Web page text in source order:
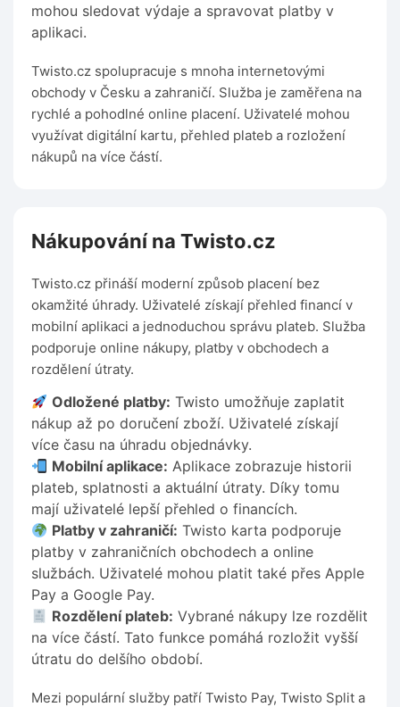
mohou sledovat výdaje a spravovat platby v
aplikaci.
Twisto.cz spolupracuje s mnoha internetovými
obchody v Česku a zahraničí. Služba je zaměřena na
rychlé a pohodlné online placení. Uživatelé mohou
využívat digitální kartu, přehled plateb a rozložení
nákupů na více částí.
Nákupování na Twisto.cz
Twisto.cz přináší moderní způsob placení bez
okamžité úhrady. Uživatelé získají přehled financí v
mobilní aplikaci a jednoduchou správu plateb. Služba
podporuje online nákupy, platby v obchodech a
rozdělení útraty.
Odložené platby: Twisto umožňuje zaplatit
nákup až po doručení zboží. Uživatelé získají
více času na úhradu objednávky.
Mobilní aplikace: Aplikace zobrazuje historii
plateb, splatnosti a aktuální útraty. Díky tomu
mají uživatelé lepší přehled o financích.
Platby v zahraničí: Twisto karta podporuje
platby v zahraničních obchodech a online
službách. Uživatelé mohou platit také přes Apple
Pay a Google Pay.
Rozdělení plateb: Vybrané nákupy lze rozdělit
na více částí. Tato funkce pomáhá rozložit vyšší
útratu do delšího období.
Mezi populární služby patří Twisto Pay, Twisto Split a